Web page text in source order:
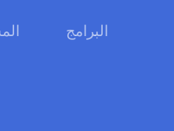
البرامج